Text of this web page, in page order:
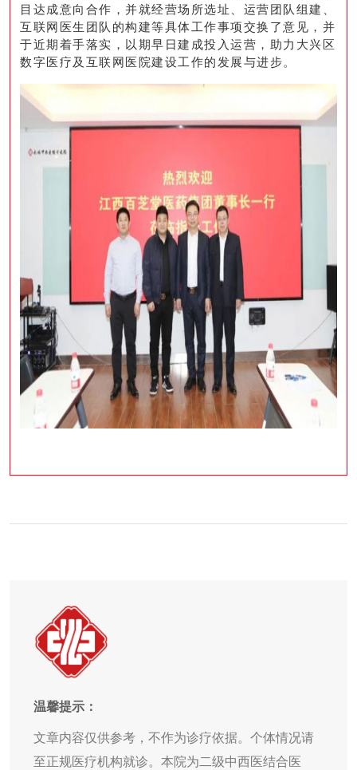
目达成意向合作，并就经营场所选址、运营团队组建、
互联网医生团队的构建等具体工作事项交换了意见，并
于近期着手落实，以期早日建成投入运营，助力大兴区
数字医疗及互联网医院建设工作的发展与进步。
温馨提示：
文章内容仅供参考，不作为诊疗依据。个体情况请
至正规医疗机构就诊。本院为二级中西医结合医